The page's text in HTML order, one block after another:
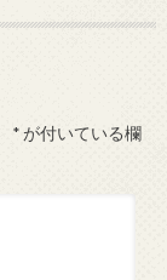
*が付いている欄